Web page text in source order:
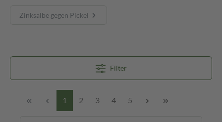
Zinksalbe gegen Pickel
Filter
1 2 3 4 5